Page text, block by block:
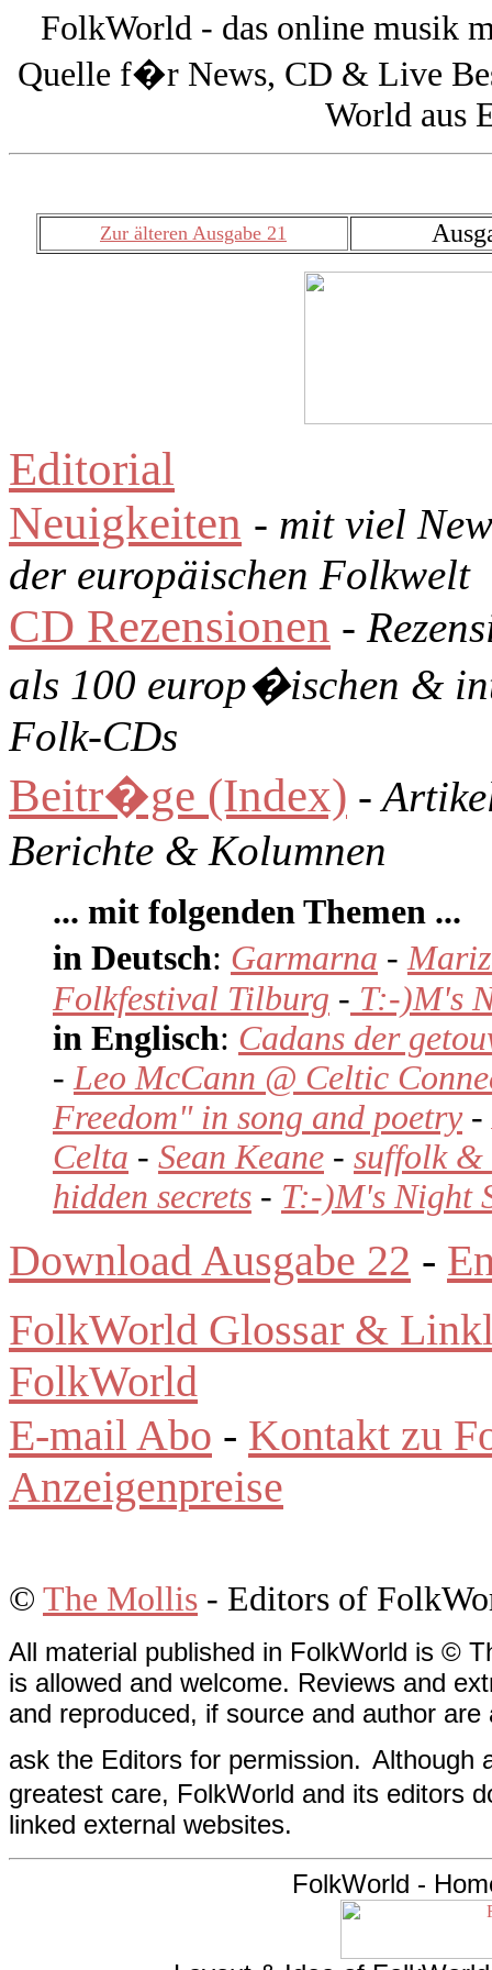
FolkWorld - das online musik
Quelle f�r News, CD & Live
World aus
Zur älteren Ausgabe 21
Editorial
Neuigkeiten - mit viel
der europäischen Folkwelt
CD Rezensionen -
als 100 europ�ischen &
Folk-CDs
Beitr�ge (Index) -
Berichte & Kolumnen
... mit folgenden Themen ...
in Deutsch: Garmarna -
Folkfestival Tilburg - T:-)M's
in Englisch: Cadans der
-Leo McCann @ Celtic
Freedom" in song and poetry-
Celta - Sean Keane - suffolk &
hidden secrets - T:-)M's Night
Download Ausgabe 22 -
FolkWorld Glossar &
FolkWorld
E-mail Abo - Kontakt zu
Anzeigenpreise
© The Mollis - Editors of
All material published in FolkWorld is ©
is allowed and welcome. Reviews and
and reproduced, if source and author
ask the Editors for permission. Although
greatest care, FolkWorld and its editors
linked external websites.
FolkWorld -